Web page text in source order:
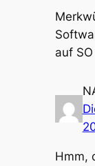
auf
Hmm,